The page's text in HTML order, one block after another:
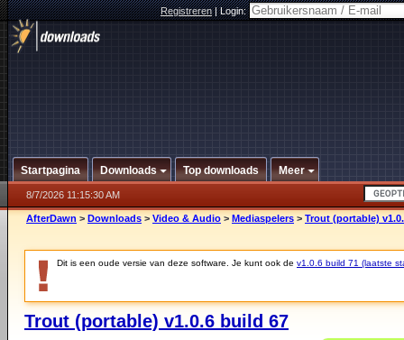
Registreren|Login:
Startpagina Downloads Top downloads Meer
8/7/2026 11:15:30 AM
AfterDawn > Downloads > Video & Audio > Mediaspelers > Trout (portable)
Dit is een oude versie van deze software. Je kunt ook de v1.0.6 build 71 (laatste
Trout (portable) v1.0.6 build 67